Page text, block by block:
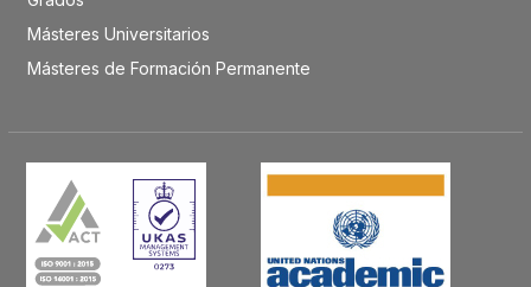
Másteres Universitarios
Másteres de Formación Permanente